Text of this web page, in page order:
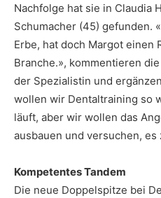
Nachfolge hat sie in Claudia
Schumacher (45) gefunden.
Erbe, hat doch Margot einen
Branche.», kommentieren
der Spezialistin und
wollen wir Dentaltraining so
läuft, aber wir wollen das
ausbauen und versuchen, es
Kompetentes Tandem
Die neue Doppelspitze bei